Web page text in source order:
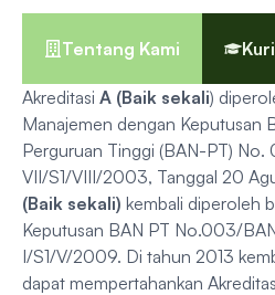
Tentang Kami
Akreditasi A (Baik sekali)
Manajemen dengan Keputusan
Perguruan Tinggi (BAN-PT) No.
VII/S1/VIII/2003, Tanggal 20
(Baik sekali) kembali diperoleh
Keputusan BAN PT No.003/
I/S1/V/2009. Di tahun 2013
dapat mempertahankan